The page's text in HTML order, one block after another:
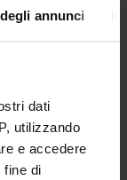
annunci
dati
utilizzando
e accedere
fine di